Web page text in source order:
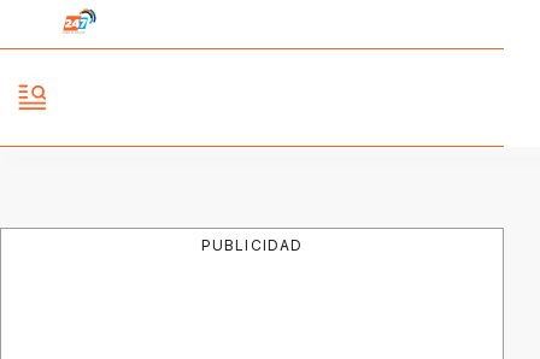
PUBLICIDAD